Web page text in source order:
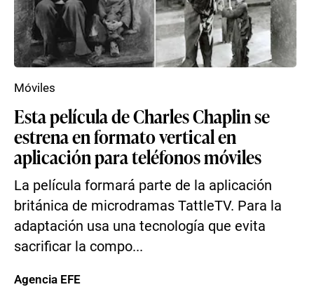
Esta película de Charles Chaplin se
estrena en formato vertical en
aplicación para teléfonos móviles
La película formará parte de la aplicación
británica de microdramas TattleTV. Para la
adaptación usa una tecnología que evita
sacrificar la compo...
Móviles
Agencia EFE